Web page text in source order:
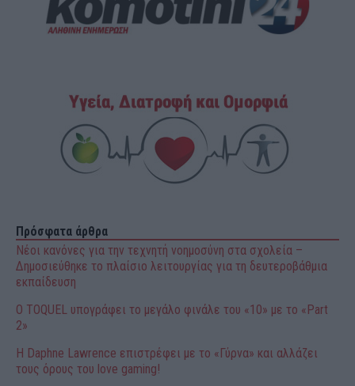
Πρόσφατα άρθρα
Νέοι κανόνες για την τεχνητή νοημοσύνη στα σχολεία –
Δημοσιεύθηκε το πλαίσιο λειτουργίας για τη δευτεροβάθμια
εκπαίδευση
O TOQUEL υπογράφει το μεγάλο φινάλε του «10» με το «Part
2»
Η Daphne Lawrence επιστρέφει με το «Γύρνα» και αλλάζει
τους όρους του love gaming!